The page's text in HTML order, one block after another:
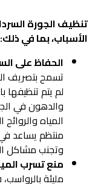
تنظيف الجورة
الأسباب، بما في ذلك:
الحفاظ على
تسمح بتصريف
لم يتم تنظيفها
والدهون في
المياه
منتظم يساعد
وتجنب مشاكل
منع تسرب
مليئة